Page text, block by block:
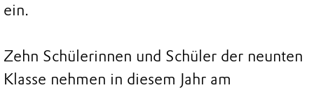
ein.
Zehn Schülerinnen und Schüler der neunten
Klasse nehmen in diesem Jahr am